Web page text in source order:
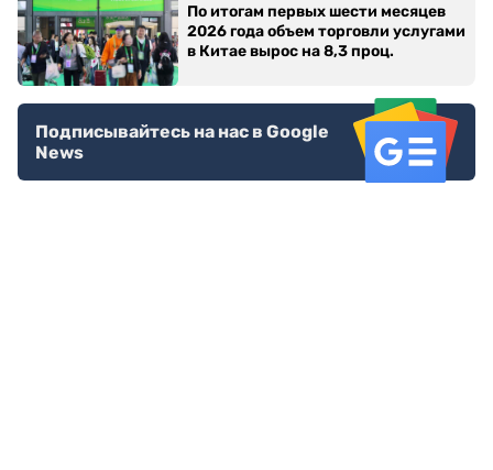
По итогам первых шести месяцев
2026 года объем торговли услугами
в Китае вырос на 8,3 проц.
Подписывайтесь на нас в Google
News